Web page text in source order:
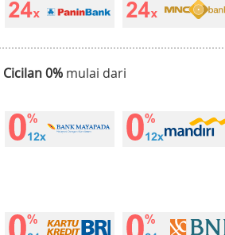
Cicilan 0% mulai dari